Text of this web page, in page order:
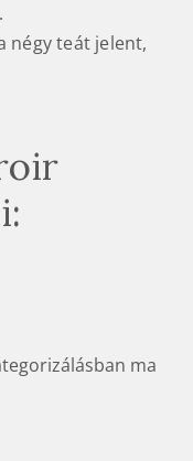
négy teát jelent,
ma